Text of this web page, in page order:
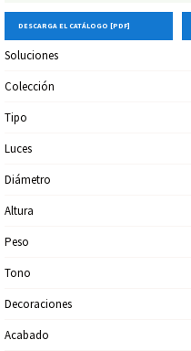
DESCARGA EL CATÁLOGO [PDF]
Soluciones
Colección
Tipo
Luces
Diámetro
Altura
Peso
Tono
Decoraciones
Acabado